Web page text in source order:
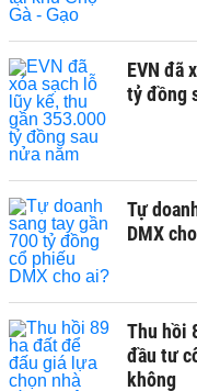
EVN đã
tỷ đồng
Tự
DMX
Thu hồi
đầu tư
không